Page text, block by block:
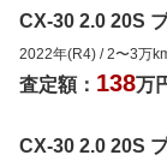
CX-30 2.0 20S
2022年(R4) /2〜3万
査定額： 138万
CX-30 2.0 20S